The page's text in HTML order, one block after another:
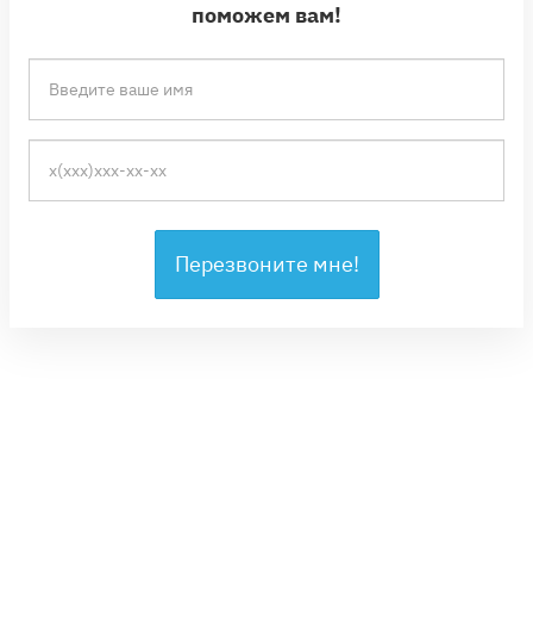
поможем вам!
Перезвоните мне!